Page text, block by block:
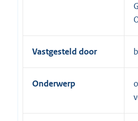
Vastgesteld door
Onderwerp